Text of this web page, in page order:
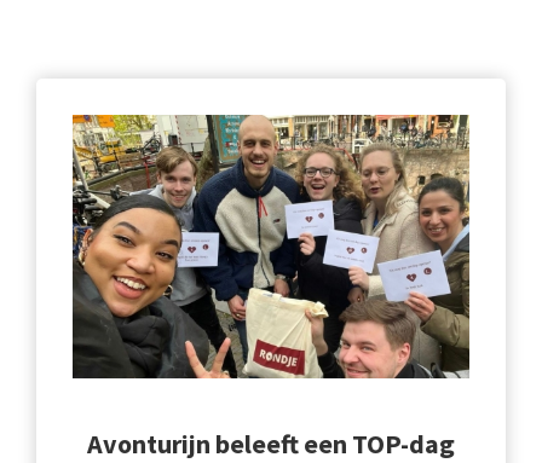
Avonturijn beleeft een TOP-dag